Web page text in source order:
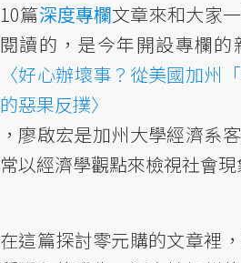
10篇深度專欄文章來和大家
閱讀的，是今年開設專欄
〈好心辦壞事？從美國加州
的惡果反撲〉
，廖啟宏是加州大學經濟系
常以經濟學觀點來檢視社會
在這篇探討零元購的文章裡